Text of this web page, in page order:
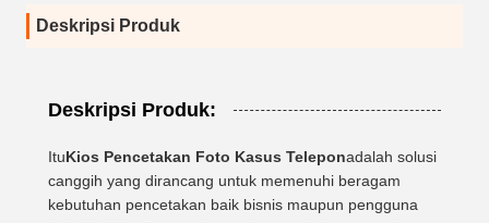
Deskripsi Produk
Deskripsi Produk:
ItuKios Pencetakan Foto Kasus Teleponadalah solusi
canggih yang dirancang untuk memenuhi beragam
kebutuhan pencetakan baik bisnis maupun pengguna